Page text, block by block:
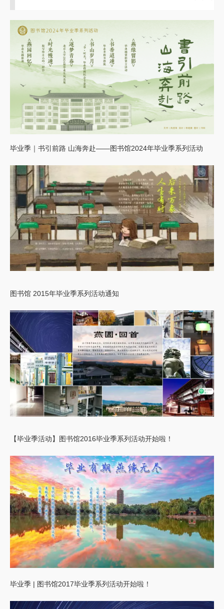
毕业季｜书引前路 山海奔赴——图书馆2024年毕业季系列活动
图书馆 2015年毕业季系列活动通知
【毕业季活动】图书馆2016毕业季系列活动开始啦！
毕业季 | 图书馆2017毕业季系列活动开始啦！